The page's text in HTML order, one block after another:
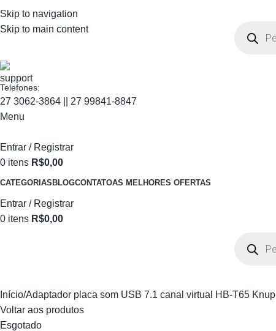
Skip to navigation
Skip to main content
Telefones:
27 3062-3864 || 27 99841-8847
Menu
Entrar / Registrar
0 itens R$0,00
CATEGORIAS BLOGCONTATOAS MELHORES OFERTAS
Entrar / Registrar
0 itens R$0,00
Início Adaptador placa som USB 7.1 canal virtual HB-T65 Knup
Voltar aos produtos
Esgotado